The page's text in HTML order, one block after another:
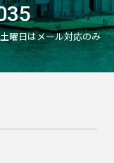
曜日はメール対応のみ